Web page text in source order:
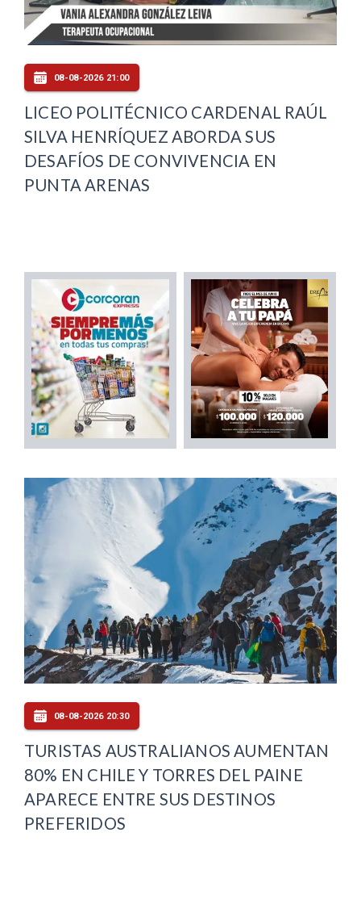
08-08-2026 21:00
LICEO POLITÉCNICO CARDENAL RAÚL
SILVA HENRÍQUEZ ABORDA SUS
DESAFÍOS DE CONVIVENCIA EN
PUNTA ARENAS
08-08-2026 20:30
TURISTAS AUSTRALIANOS AUMENTAN
80% EN CHILE Y TORRES DEL PAINE
APARECE ENTRE SUS DESTINOS
PREFERIDOS